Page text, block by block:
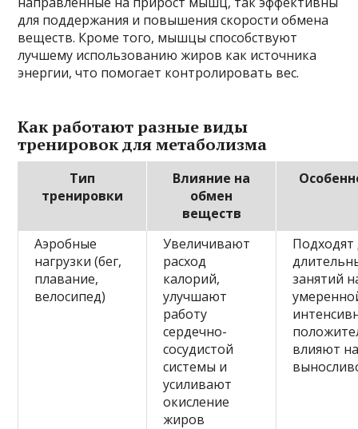
для поддержания и повышения скорости обмена
веществ. Кроме того, мышцы способствуют
лучшему использованию жиров как источника
энергии, что помогает контролировать вес.
Как работают разные виды
тренировок для метаболизма
Тип
тренировки
Влияние на
обмен
веществ
Аэробные
нагрузки (бег,
плавание,
велосипед)
Увеличивают
расход
калорий,
улучшают
работу
сердечно-
сосудистой
системы и
усиливают
окисление
жиров
Подходят
занятий
влияют